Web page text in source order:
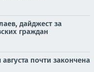
дайджест за
граждан
почти закончена